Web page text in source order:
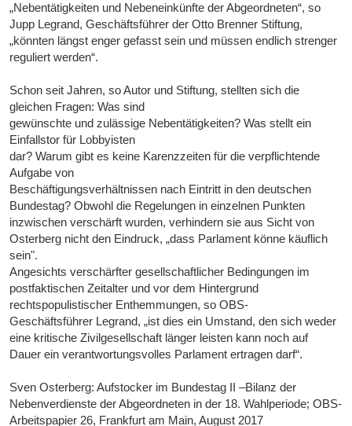
„Nebentätigkeiten und Nebeneinkünfte der Abgeordneten“, so
Jupp Legrand, Geschäftsführer der Otto Brenner Stiftung,
„könnten längst enger gefasst sein und müssen endlich strenger
reguliert werden“.
Schon seit Jahren, so Autor und Stiftung, stellten sich die
gleichen Fragen: Was sind
gewünschte und zulässige Nebentätigkeiten? Was stellt ein
Einfallstor für Lobbyisten
dar? Warum gibt es keine Karenzzeiten für die verpflichtende
Aufgabe von
Beschäftigungsverhältnissen nach Eintritt in den deutschen
Bundestag? Obwohl die Regelungen in einzelnen Punkten
inzwischen verschärft wurden, verhindern sie aus Sicht von
Osterberg nicht den Eindruck, „dass Parlament könne käuflich
sein".
Angesichts verschärfter gesellschaftlicher Bedingungen im
postfaktischen Zeitalter und vor dem Hintergrund
rechtspopulistischer Enthemmungen, so OBS-
Geschäftsführer Legrand, „ist dies ein Umstand, den sich weder
eine kritische Zivilgesellschaft länger leisten kann noch auf
Dauer ein verantwortungsvolles Parlament ertragen darf“.
Sven Osterberg: Aufstocker im Bundestag II –Bilanz der
Nebenverdienste der Abgeordneten in der 18. Wahlperiode; OBS-
Arbeitspapier 26, Frankfurt am Main, August 2017